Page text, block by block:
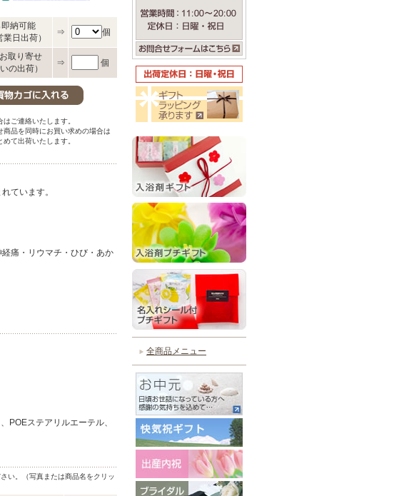
納可能
業日出荷）
⇒ 個
取り寄せ
の出荷）
⇒ 個
ご連絡いたします。
品を同時にお買い求めの場合は
て出荷いたします。
ています。
痛・リウマチ・ひび・あか
POEステアリルエーテル、
い。（写真または商品名をクリッ
全商品メニュー